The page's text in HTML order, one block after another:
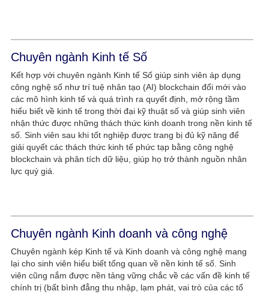
Chuyên ngành Kinh tế Số
Kết hợp với chuyên ngành Kinh tế Số giúp sinh viên áp dụng
công nghệ số như trí tuệ nhân tạo (AI) blockchain đổi mới vào
các mô hình kinh tế và quá trình ra quyết định, mở rộng tầm
hiểu biết về kinh tế trong thời đại kỹ thuật số và giúp sinh viên
nhận thức được những thách thức kinh doanh trong nền kinh tế
số. Sinh viên sau khi tốt nghiệp được trang bị đủ kỹ năng để
giải quyết các thách thức kinh tế phức tạp bằng công nghệ
blockchain và phân tích dữ liệu, giúp họ trở thành nguồn nhân
lực quý giá.
Chuyên ngành Kinh doanh và công nghệ
Chuyên ngành kép Kinh tế và Kinh doanh và công nghệ mang
lại cho sinh viên hiểu biết tổng quan về nền kinh tế số. Sinh
viên cũng nắm được nền tảng vững chắc về các vấn đề kinh tế
chính trị (bất bình đẳng thu nhập, lạm phát, vai trò của các tổ